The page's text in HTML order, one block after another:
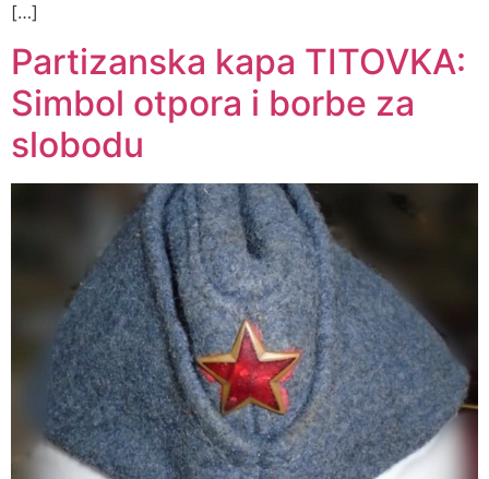
[…]
Partizanska kapa TITOVKA:
Simbol otpora i borbe za
slobodu